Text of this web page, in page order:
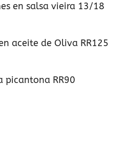
en salsa vieira 13/18
aceite de Oliva RR125
picantona RR90